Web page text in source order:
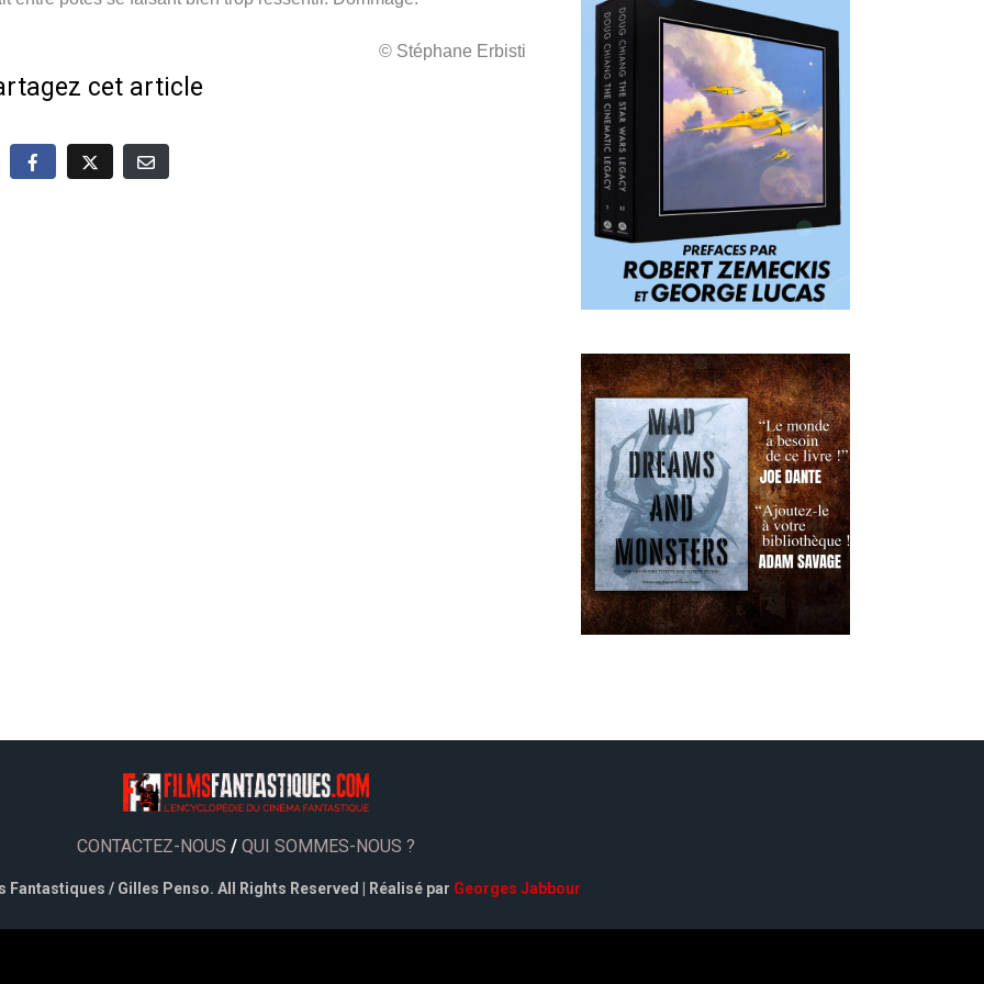
© Stéphane Erbisti
cet article
CONTACTEZ-NOUS / QUI SOMMES-NOUS ?
Fantastiques / Gilles Penso. All Rights Reserved | Réalisé par Georges Jabbour